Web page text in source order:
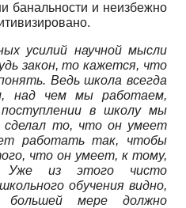
банальности и неизбежно
усилий научной мысли
закон, то кажется, что
Ведь школа всегда
над чем мы работаем,
в школу мы
сделал то, что он умеет
работать так, чтобы
что он умеет, к тому,
из этого чисто
обучения видно,
мере должно